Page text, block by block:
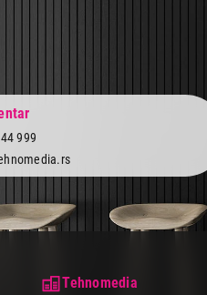
999
Tehnomedia